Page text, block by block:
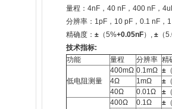
量程：4nF，40 nF，400 nF，
分辨率：1pF，10 pF，0.1 nF，
精确度： ± （5%+0.05nF）, ± （
技术指标:
功能
量程 分辨率 精
低电阻测量
400mΩ 0.1mΩ ±
4Ω
1mΩ ±
40Ω
0.01Ω ±
400Ω 0.1Ω ±